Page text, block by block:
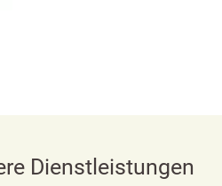
Dienstleistungen